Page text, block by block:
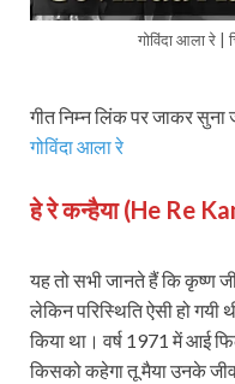
गोविंदा आला रे |
गीत निम्न लिंक पर जाकर सुना
गोविंदा आला रे
हे रे कन्हैया (He Re
यह तो सभी जानते हैं कि कृष्ण
लेकिन परिस्थिति ऐसी हो गयी
किया था। वर्ष 1971 में आई
किसको कहेगा तू मैया उनके